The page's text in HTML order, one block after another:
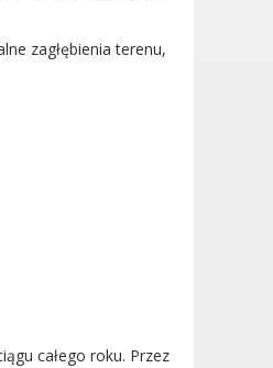
zagłębienia terenu,
całego roku. Przez